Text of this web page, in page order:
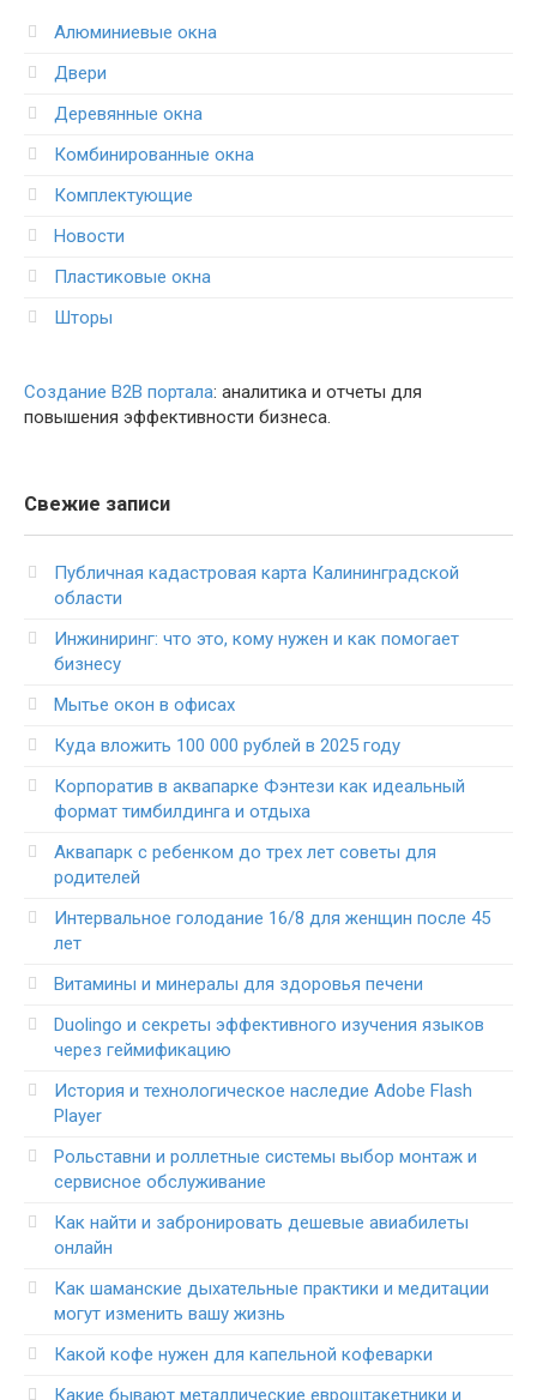
Алюминиевые окна
Двери
Деревянные окна
Комбинированные окна
Комплектующие
Новости
Пластиковые окна
Шторы
Создание B2B портала: аналитика и отчеты для
повышения эффективности бизнеса.
Свежие записи
Публичная кадастровая карта Калининградской
области
Инжиниринг: что это, кому нужен и как помогает
бизнесу
Мытье окон в офисах
Куда вложить 100 000 рублей в 2025 году
Корпоратив в аквапарке Фэнтези как идеальный
формат тимбилдинга и отдыха
Аквапарк с ребенком до трех лет советы для
родителей
Интервальное голодание 16/8 для женщин после 45
лет
Витамины и минералы для здоровья печени
Duolingo и секреты эффективного изучения языков
через геймификацию
История и технологическое наследие Adobe Flash
Player
Рольставни и роллетные системы выбор монтаж и
сервисное обслуживание
Как найти и забронировать дешевые авиабилеты
онлайн
Как шаманские дыхательные практики и медитации
могут изменить вашу жизнь
Какой кофе нужен для капельной кофеварки